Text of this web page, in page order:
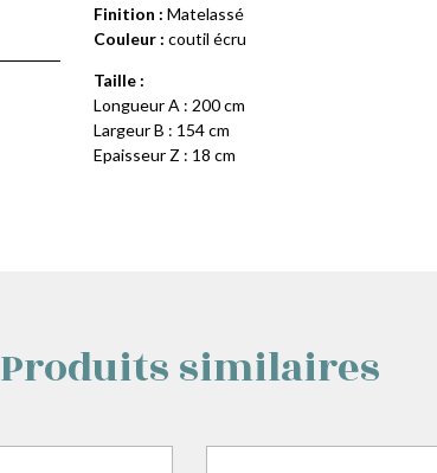
Finition : Matelassé
Couleur : coutil écru
Taille :
Longueur A : 200 cm
Largeur B : 154 cm
Epaisseur Z : 18 cm
Produits similaires